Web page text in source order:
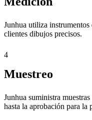
Junhua utiliza
clientes dibujos precisos.
4
Muestreo
Junhua suministra
hasta la aprobación para la